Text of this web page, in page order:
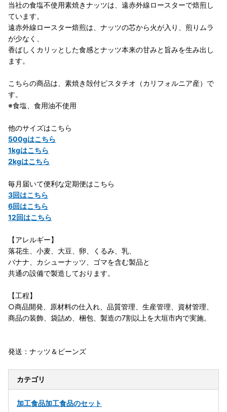
当社の食塩不使用素焼きナッツは、遠赤外線ロースターで焙煎し
ています。
遠赤外線ロースター焙煎は、ナッツの芯から火が入り、煎りムラ
が少なく、
香ばしくカリッとした食感とナッツ本来の甘みと旨みを生み出し
ます。
こちらの商品は、素焼き殻付ピスタチオ（カリフォルニア産）で
す。
※食塩、食用油不使用
他のサイズはこちら
500gはこちら
1kgはこちら
2kgはこちら
毎月届いて便利な定期便はこちら
3回はこちら
6回はこちら
12回はこちら
【アレルギー】
落花生、小麦、大豆、卵、くるみ、乳、
バナナ、カシューナッツ、ゴマを含む製品と
共通の設備で製造しております。
【工程】
○商品開発、原材料の仕入れ、品質管理、生産管理、資材管理、
商品の装飾、袋詰め、梱包、製造の7割以上を大垣市内で実施。
発送：ナッツ＆ビーンズ
カテゴリ
加工食品加工食品のセット